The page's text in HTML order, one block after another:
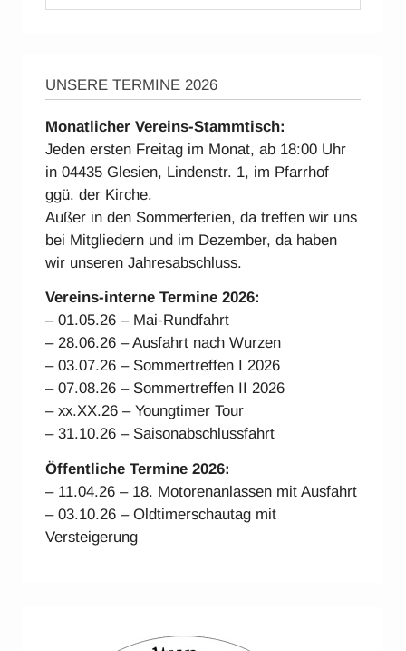
UNSERE TERMINE 2026
Monatlicher Vereins-Stammtisch:
Jeden ersten Freitag im Monat, ab 18:00 Uhr
in 04435 Glesien, Lindenstr. 1, im Pfarrhof
ggü. der Kirche.
Außer in den Sommerferien, da treffen wir uns
bei Mitgliedern und im Dezember, da haben
wir unseren Jahresabschluss.
Vereins-interne Termine 2026:
– 01.05.26 – Mai-Rundfahrt
– 28.06.26 – Ausfahrt nach Wurzen
– 03.07.26 – Sommertreffen I 2026
– 07.08.26 – Sommertreffen II 2026
– xx.XX.26 – Youngtimer Tour
– 31.10.26 – Saisonabschlussfahrt
Öffentliche Termine 2026:
– 11.04.26 – 18. Motorenanlassen mit Ausfahrt
– 03.10.26 – Oldtimerschautag mit
Versteigerung